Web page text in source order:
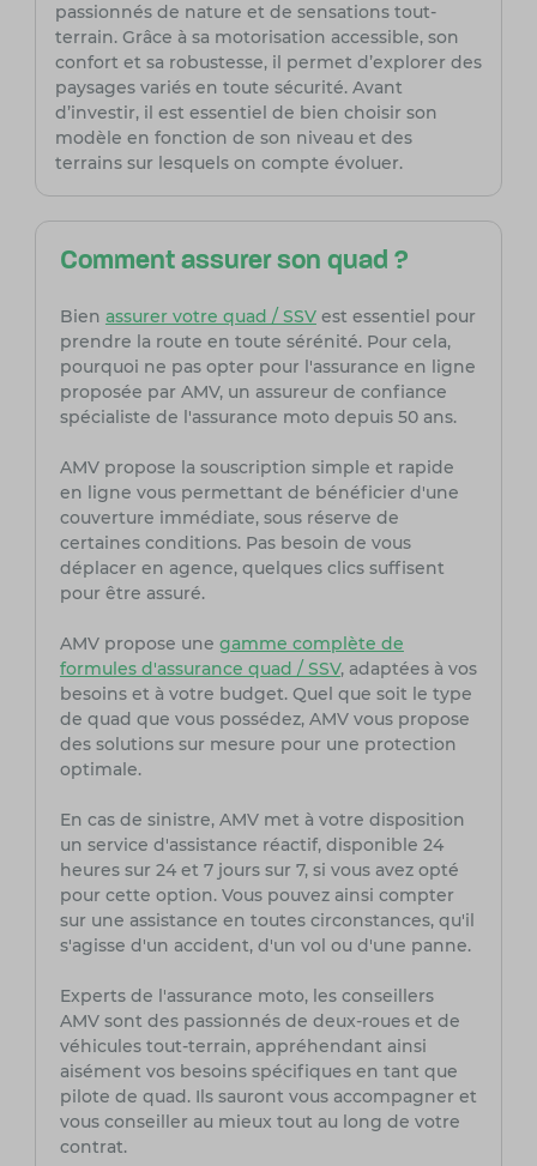
passionnés de nature et de sensations tout-
terrain. Grâce à sa motorisation accessible, son
confort et sa robustesse, il permet d’explorer des
paysages variés en toute sécurité. Avant
d’investir, il est essentiel de bien choisir son
modèle en fonction de son niveau et des
terrains sur lesquels on compte évoluer.
Comment assurer son quad ?
Bien assurer votre quad / SSVest essentiel pour
prendre la route en toute sérénité. Pour cela,
pourquoi ne pas opter pour l'assurance en ligne
proposée par AMV, un assureur de confiance
spécialiste de l'assurance moto depuis 50 ans.
AMV propose la souscription simple et rapide
en ligne vous permettant de bénéficier d'une
couverture immédiate, sous réserve de
certaines conditions. Pas besoin de vous
déplacer en agence, quelques clics suffisent
pour être assuré.
AMV propose une gamme complète de
formules d'assurance quad / SSV, adaptées à vos
besoins et à votre budget. Quel que soit le type
de quad que vous possédez, AMV vous propose
des solutions sur mesure pour une protection
optimale.
En cas de sinistre, AMV met à votre disposition
un service d'assistance réactif, disponible 24
heures sur 24 et 7 jours sur 7, si vous avez opté
pour cette option. Vous pouvez ainsi compter
sur une assistance en toutes circonstances, qu'il
s'agisse d'un accident, d'un vol ou d'une panne.
Experts de l'assurance moto, les conseillers
AMV sont des passionnés de deux-roues et de
véhicules tout-terrain, appréhendant ainsi
aisément vos besoins spécifiques en tant que
pilote de quad. Ils sauront vous accompagner et
vous conseiller au mieux tout au long de votre
contrat.